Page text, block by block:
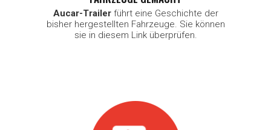
Aucar-Trailerführt eine Geschichte der
bisher hergestellten Fahrzeuge. Sie können
sie in diesem Link überprüfen.